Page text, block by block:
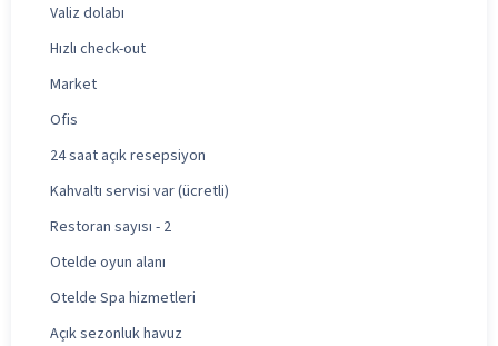
Valiz dolabı
Hızlı check-out
Market
Ofis
24 saat açık resepsiyon
Kahvaltı servisi var (ücretli)
Restoran sayısı - 2
Otelde oyun alanı
Otelde Spa hizmetleri
Açık sezonluk havuz